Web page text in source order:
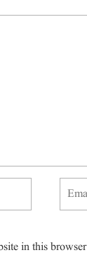
in this